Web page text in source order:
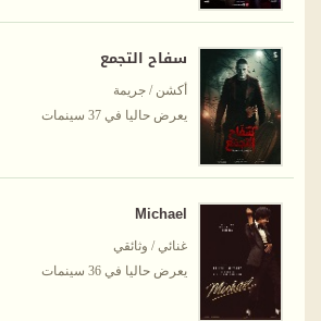
سفاح التجمع
أكشن / جريمة
يعرض حاليا في 37 سينمات
Michael
غنائي / وثائقي
يعرض حاليا في 36 سينمات